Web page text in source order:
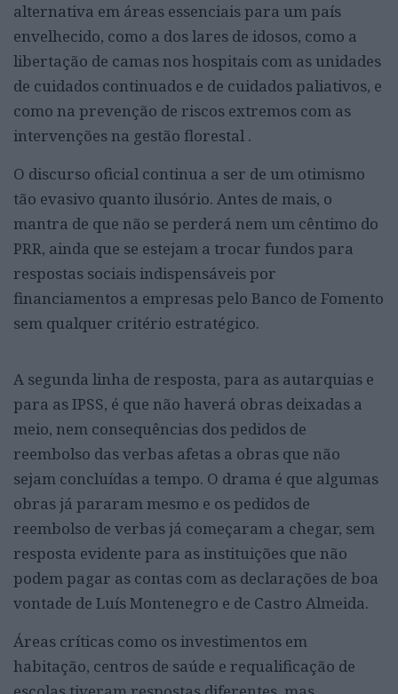
alternativa em áreas essenciais para um país
envelhecido, como a dos lares de idosos, como a
libertação de camas nos hospitais com as unidades
de cuidados continuados e de cuidados paliativos, e
como na prevenção de riscos extremos com as
intervenções na gestão florestal .
O discurso oficial continua a ser de um otimismo
tão evasivo quanto ilusório. Antes de mais, o
mantra de que não se perderá nem um cêntimo do
PRR, ainda que se estejam a trocar fundos para
respostas sociais indispensáveis por
financiamentos a empresas pelo Banco de Fomento
sem qualquer critério estratégico.
A segunda linha de resposta, para as autarquias e
para as IPSS, é que não haverá obras deixadas a
meio, nem consequências dos pedidos de
reembolso das verbas afetas a obras que não
sejam concluídas a tempo. O drama é que algumas
obras já pararam mesmo e os pedidos de
reembolso de verbas já começaram a chegar, sem
resposta evidente para as instituições que não
podem pagar as contas com as declarações de boa
vontade de Luís Montenegro e de Castro Almeida.
Áreas críticas como os investimentos em
habitação, centros de saúde e requalificação de